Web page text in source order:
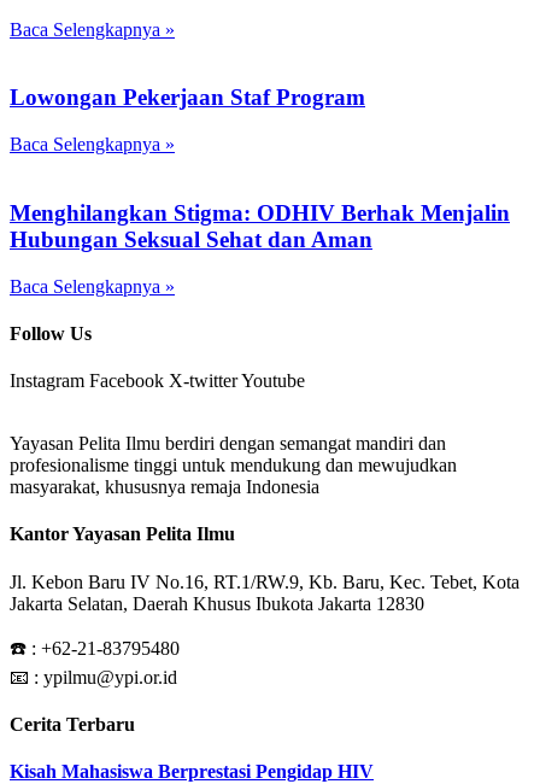
Baca Selengkapnya »
Lowongan Pekerjaan Staf Program
Baca Selengkapnya »
Menghilangkan Stigma: ODHIV Berhak Menjalin
Hubungan Seksual Sehat dan Aman
Baca Selengkapnya »
Follow Us
Instagram Facebook X-twitterYoutube
Yayasan Pelita Ilmu berdiri dengan semangat mandiri dan
profesionalisme tinggi untuk mendukung dan mewujudkan
masyarakat, khususnya remaja Indonesia
Kantor Yayasan Pelita Ilmu
Jl. Kebon Baru IV No.16, RT.1/RW.9, Kb. Baru, Kec. Tebet, Kota
Jakarta Selatan, Daerah Khusus Ibukota Jakarta 12830
☎️ : +62-21-83795480
📧 : ypilmu@ypi.or.id
Cerita Terbaru
Kisah Mahasiswa Berprestasi Pengidap HIV